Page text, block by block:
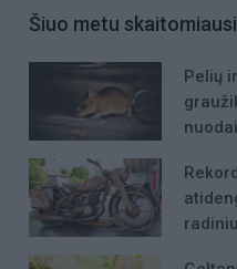
Šiuo metu skaitomiausi
Pelių
nuodai